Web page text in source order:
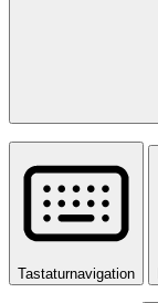
Tastaturnavigation